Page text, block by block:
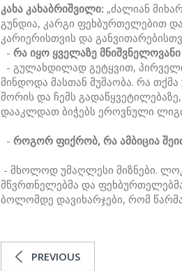
კახა კახაბრიშვილი: „ძალიან
გუნდია, კარგი ფეხბურთელებით
კარიერისთვის და
-რა იყო ყველაზე
- გულახდილად გეტყვით,
მინდოდა მასთან მუშაობა. რა
შორის და ჩემს
დააკლდათ ბიჭებს ეროვნული
-როგორ ფიქრობ, რა ამბიცია
- მხოლოდ უმაღლესი მიზნები.
მწვრთნელებმა და ფეხბურთელებმა.
ბოლომდე დავიხარჯები, რომ
PREVIOUS